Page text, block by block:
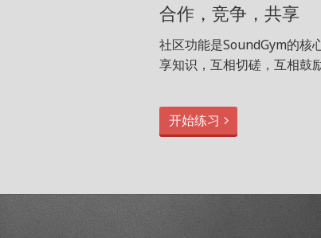
合作，竞争，共享
社区功能是SoundGym的核
享知识，互相切磋，互相鼓
开始练习